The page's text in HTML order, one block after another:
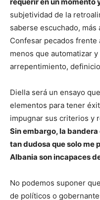
subjetividad de la
saberse escuchado,
Confesar pecados frente
menos que automatizar
arrepentimiento,
Diella será un ensayo
elementos para tener
impugnar sus criterios y
Sin embargo, la
tan dudosa que solo me
Albania son incapaces
No podemos suponer
de políticos o